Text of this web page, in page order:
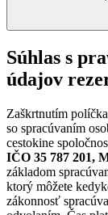
Súhlas s
údajov
Zaškrtnutím
so spracúvaním
cestokine
IČO 35 787 201,
základom
ktorý môžete
zákonnosť